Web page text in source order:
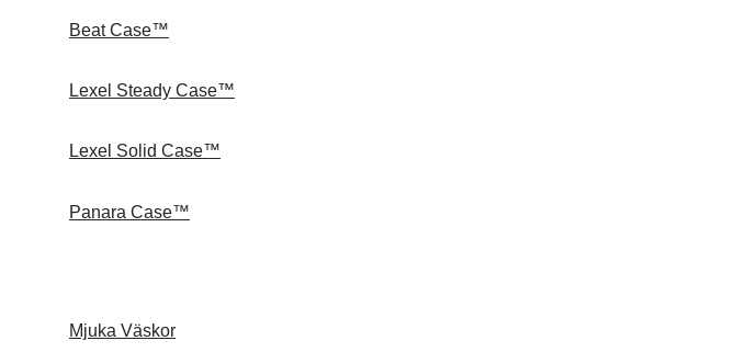
Beat Case™
Lexel Steady Case™
Lexel Solid Case™
Panara Case™
Mjuka Väskor